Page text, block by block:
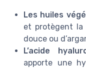
Les huiles
et protègent la
douce ou
L’acide
apporte une